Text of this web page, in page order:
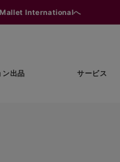
Mallet Internationalへ
ン出品 サービス